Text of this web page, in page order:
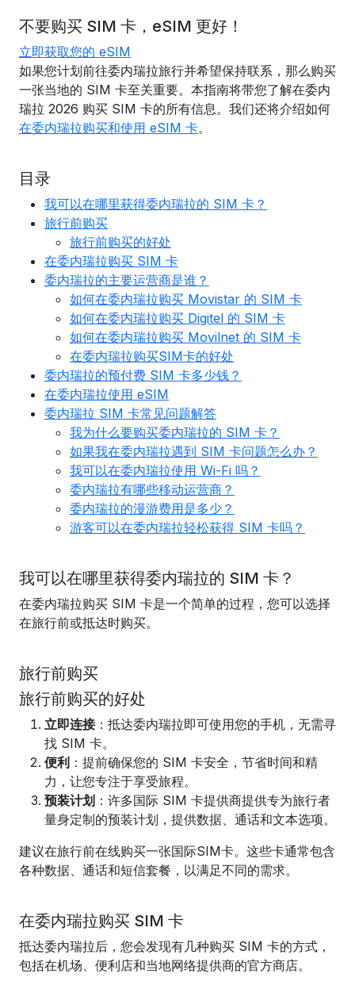
不要购买 SIM 卡，eSIM 更好！
立即获取您的 eSIM
如果您计划前往委内瑞拉旅行并希望保持联系，那么购买
一张当地的 SIM 卡至关重要。本指南将带您了解在委内
瑞拉 2026 购买 SIM 卡的所有信息。我们还将介绍如何
在委内瑞拉购买和使用 eSIM 卡。
目录
我可以在哪里获得委内瑞拉的 SIM 卡？
旅行前购买
旅行前购买的好处
在委内瑞拉购买 SIM 卡
委内瑞拉的主要运营商是谁？
如何在委内瑞拉购买 Movistar 的 SIM 卡
如何在委内瑞拉购买 Digitel 的 SIM 卡
如何在委内瑞拉购买 Movilnet 的 SIM 卡
在委内瑞拉购买SIM卡的好处
委内瑞拉的预付费 SIM 卡多少钱？
在委内瑞拉使用 eSIM
委内瑞拉 SIM 卡常见问题解答
我为什么要购买委内瑞拉的 SIM 卡？
如果我在委内瑞拉遇到 SIM 卡问题怎么办？
我可以在委内瑞拉使用 Wi-Fi 吗？
委内瑞拉有哪些移动运营商？
委内瑞拉的漫游费用是多少？
游客可以在委内瑞拉轻松获得 SIM 卡吗？
我可以在哪里获得委内瑞拉的 SIM 卡？
在委内瑞拉购买 SIM 卡是一个简单的过程，您可以选择
在旅行前或抵达时购买。
旅行前购买
旅行前购买的好处
立即连接：抵达委内瑞拉即可使用您的手机，无需寻
找 SIM 卡。
便利 ：提前确保您的 SIM 卡安全，节省时间和精
力，让您专注于享受旅程。
预装计划 ：许多国际 SIM 卡提供商提供专为旅行者
量身定制的预装计划，提供数据、通话和文本选项。
建议在旅行前在线购买一张国际SIM卡。这些卡通常包含
各种数据、通话和短信套餐，以满足不同的需求。
在委内瑞拉购买 SIM 卡
抵达委内瑞拉后，您会发现有几种购买 SIM 卡的方式，
包括在机场、便利店和当地网络提供商的官方商店。